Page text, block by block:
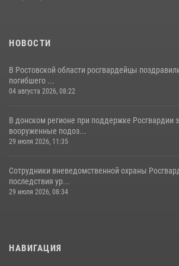
НОВОСТИ
В Ростовской области росгвардейцы
погибшего ...
04 августа 2026, 08:22
В донском регионе при поддержке Росгвардии
вооруженные подоз...
29 июля 2026, 11:35
Сотрудники вневедомственной охраны
последствия ур...
29 июля 2026, 08:34
НАВИГАЦИЯ